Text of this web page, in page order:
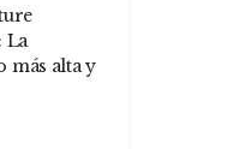
La
más alta y